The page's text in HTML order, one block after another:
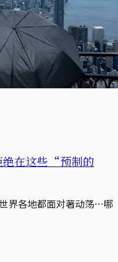
绝在这些“预制的
界各地都面对著动荡⋯哪